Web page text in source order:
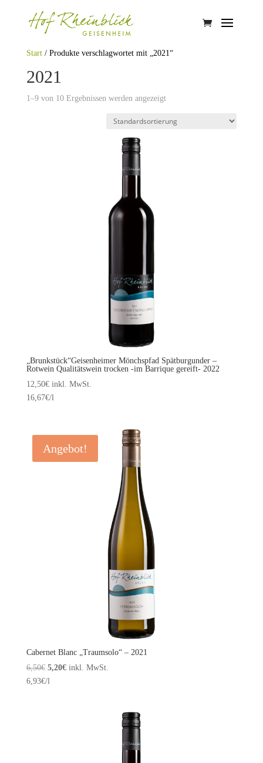
Start/ Produkte verschlagwortet mit „2021“
2021
1–9 von 10 Ergebnissen werden angezeigt
„Brunkstück“Geisenheimer Mönchspfad Spätburgunder –
Rotwein Qualitätswein trocken -im Barrique gereift- 2022
12,50€ inkl. MwSt.
16,67€/l
Angebot!
Cabernet Blanc „Traumsolo“ – 2021
6,50€ Ursprünglicher
Preis
5,20€Aktueller
inkl. MwSt.
6,93€/l